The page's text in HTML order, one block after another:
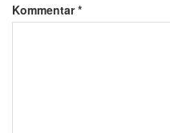
Kommentar*